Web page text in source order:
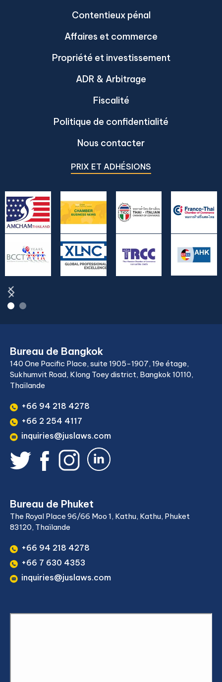
Contentieux pénal
Affaires et commerce
Propriété et investissement
ADR & Arbitrage
Fiscalité
Politique de confidentialité
Nous contacter
PRIX ET ADHÉSIONS
Bureau de Bangkok
140 One Pacific Place, suite 1905-1907, 19e étage,
Sukhumvit Road, Klong Toey district, Bangkok 10110,
Thaïlande
+66 94 218 4278
+66 2 254 4117
inquiries@juslaws.com
Bureau de Phuket
The Royal Place 96/66 Moo 1, Kathu, Kathu, Phuket
83120, Thaïlande
+66 94 218 4278
+66 7 630 4353
inquiries@juslaws.com